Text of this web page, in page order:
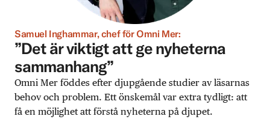
Samuel Inghammar, chef för Omni Mer:
”Det är viktigt att ge nyheterna
sammanhang”
Omni Mer föddes efter djupgående studier av läsarnas
behov och problem. Ett önskemål var extra tydligt: att
få en möjlighet att förstå nyheterna på djupet.